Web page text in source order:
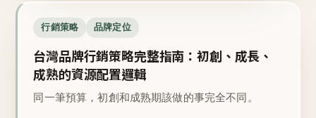
行銷策略 品牌定位
台灣品牌行銷策略完整指南：初創、成長、
成熟的資源配置邏輯
同一筆預算，初創和成熟期該做的事完全不同。